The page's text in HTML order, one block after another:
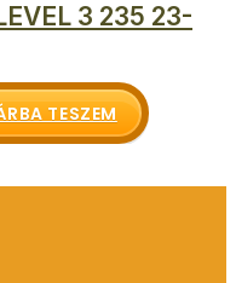
3 235 23-
TESZEM